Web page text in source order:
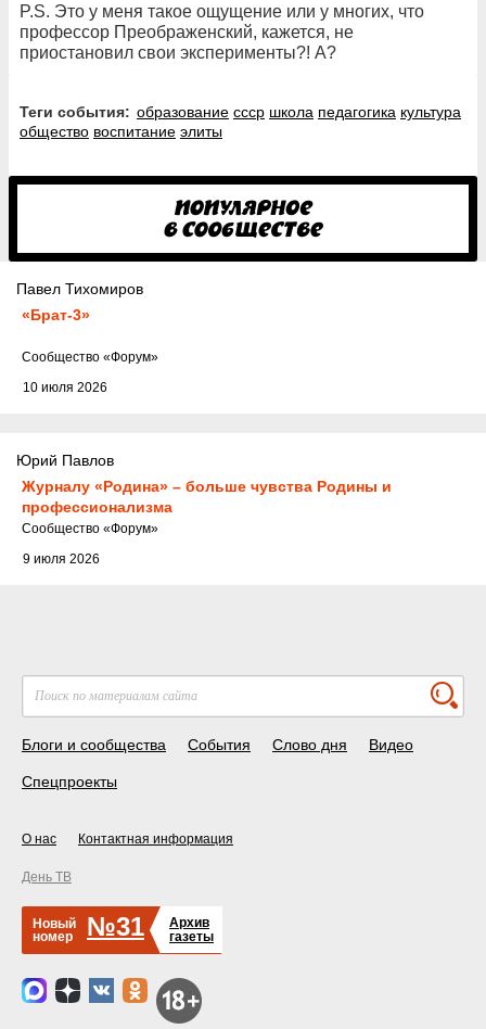
P.S. Это у меня такое ощущение или у многих, что
профессор Преображенский, кажется, не
приостановил свои эксперименты?! А?
Теги события: образование ссср школа педагогика культура
общество воспитание элиты
Павел Тихомиров
«Брат-3»
10 июля 2026
Cообщество «Форум»
Юрий Павлов
Журналу «Родина» – больше чувства Родины и
профессионализма
9 июля 2026
Cообщество «Форум»
Блоги и сообщества События Слово дня Видео
Спецпроекты
О нас Контактная информация
День ТВ
Новый
номер
№31
Архив
газеты